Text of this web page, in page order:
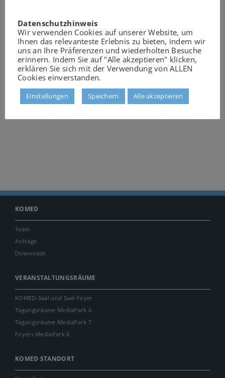
KOMED
Team
Anfrage
Downloads
VERANSTALTUNGSRÄUME
KOMED-Saal und Saal-Foyer
Tagungsräume MediaPark 6
Tagungsräume MediaPark 7
Foyers MediaPark 6
KOMED STANDORT
Datenschutzhinweis
Wir verwenden Cookies auf unserer Website, um
Ihnen das relevanteste Erlebnis zu bieten, indem wir
uns an Ihre Präferenzen und wiederholten Besuche
erinnern. Indem Sie auf "Alle akzeptieren" klicken,
erklären Sie sich mit der Verwendung von ALLEN
Cookies einverstanden.
Einstellungen Speichern Alle akzeptieren